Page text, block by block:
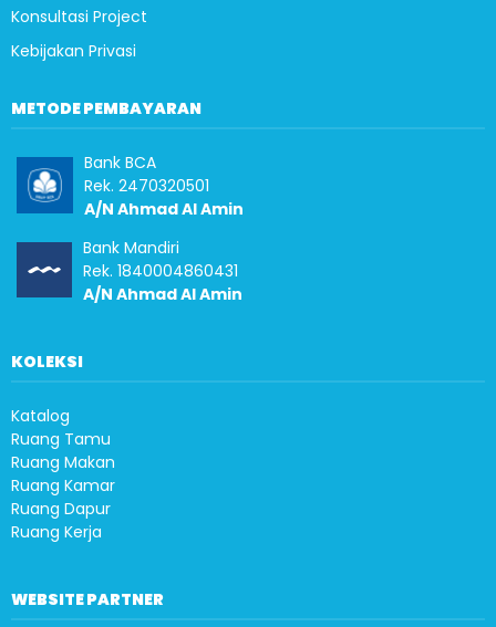
Konsultasi Project
Kebijakan Privasi
METODE PEMBAYARAN
Bank BCA
Rek. 2470320501
A/N Ahmad Al Amin
Bank Mandiri
Rek. 1840004860431
A/N Ahmad Al Amin
KOLEKSI
Katalog
Ruang Tamu
Ruang Makan
Ruang Kamar
Ruang Dapur
Ruang Kerja
WEBSITE PARTNER